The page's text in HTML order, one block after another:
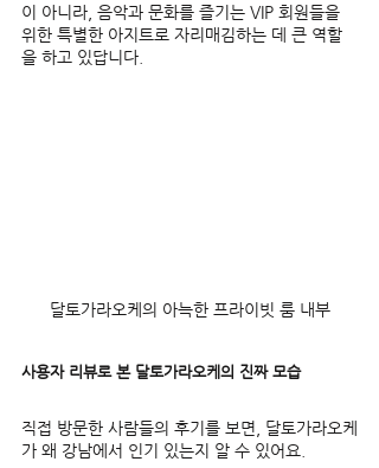
이 아니라, 음악과 문화를 즐기는 VIP 회원들을
위한 특별한 아지트로 자리매김하는 데 큰 역할
을 하고 있답니다.
달토가라오케의 아늑한 프라이빗 룸 내부
사용자 리뷰로 본 달토가라오케의 진짜 모습
직접 방문한 사람들의 후기를 보면, 달토가라오케
가 왜 강남에서 인기 있는지 알 수 있어요.